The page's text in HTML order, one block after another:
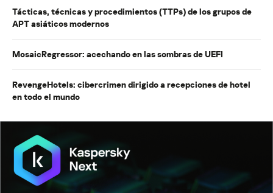
Tácticas, técnicas y procedimientos (TTPs) de los grupos de
APT asiáticos modernos
MosaicRegressor: acechando en las sombras de UEFI
RevengeHotels: cibercrimen dirigido a recepciones de hotel
en todo el mundo